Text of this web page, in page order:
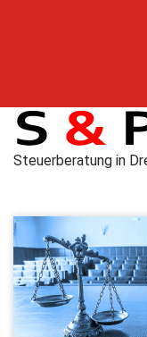
Steuerberatung in